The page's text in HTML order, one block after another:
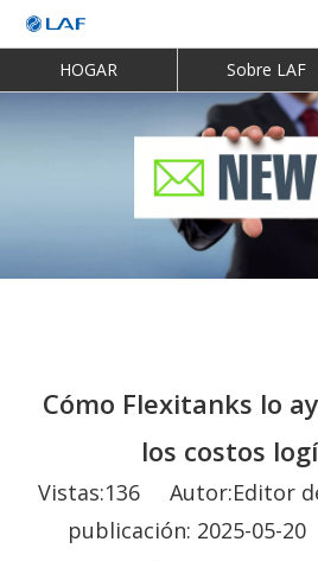
HOGAR Sobre LAF
Cómo Flexitanks lo
los costos
Vistas:136 Autor:Editor
publicación: 2025-05-